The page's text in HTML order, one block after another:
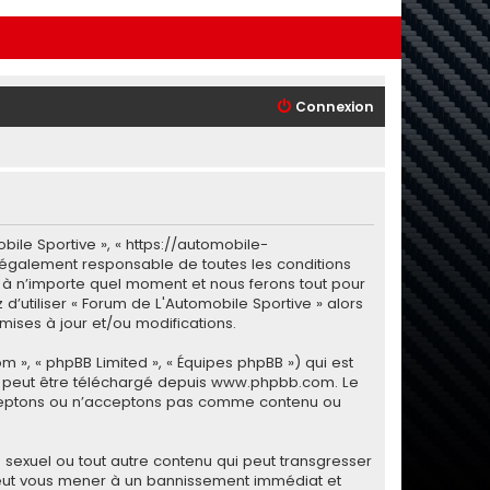
Connexion
Sportive », « https://automobile-
responsable de toutes les conditions
n’importe quel moment et nous ferons tout pour
« Forum de L'Automobile Sportive » alors
à jour et/ou modifications.
« phpBB Limited », « Équipes phpBB ») qui est
être téléchargé depuis www.phpbb.com. Le
ou n’acceptons pas comme contenu ou
ou tout autre contenu qui peut transgresser
vous mener à un bannissement immédiat et